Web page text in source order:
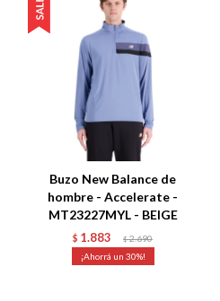
Buzo New Balance de
hombre - Accelerate -
MT23227MYL - BEIGE
$ 1.883 $ 2.690
30